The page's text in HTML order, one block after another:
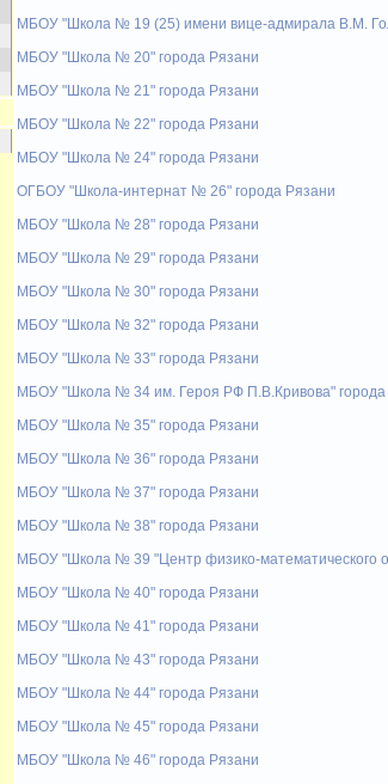
МБОУ "Школа № 19 (25) имени вице-адмирала В.М.
МБОУ "Школа № 20" города Рязани
МБОУ "Школа № 21" города Рязани
МБОУ "Школа № 22" города Рязани
МБОУ "Школа № 24" города Рязани
ОГБОУ "Школа-интернат № 26" города Рязани
МБОУ "Школа № 28" города Рязани
МБОУ "Школа № 29" города Рязани
МБОУ "Школа № 30" города Рязани
МБОУ "Школа № 32" города Рязани
МБОУ "Школа № 33" города Рязани
МБОУ "Школа № 34 им. Героя РФ П.В.Кривова" города
МБОУ "Школа № 35" города Рязани
МБОУ "Школа № 36" города Рязани
МБОУ "Школа № 37" города Рязани
МБОУ "Школа № 38" города Рязани
МБОУ "Школа № 39 "Центр физико-математического
МБОУ "Школа № 40" города Рязани
МБОУ "Школа № 41" города Рязани
МБОУ "Школа № 43" города Рязани
МБОУ "Школа № 44" города Рязани
МБОУ "Школа № 45" города Рязани
МБОУ "Школа № 46" города Рязани